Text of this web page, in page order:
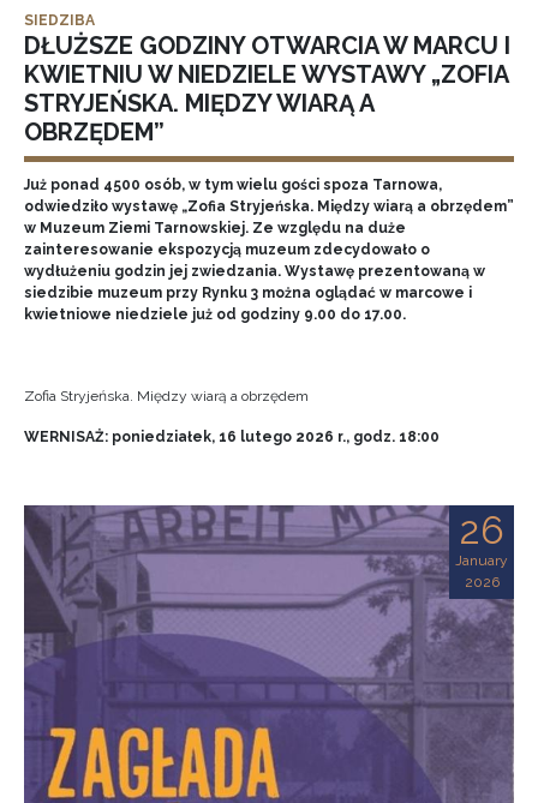
SIEDZIBA
DŁUŻSZE GODZINY OTWARCIA W MARCU I
KWIETNIU W NIEDZIELE WYSTAWY „ZOFIA
STRYJEŃSKA. MIĘDZY WIARĄ A
OBRZĘDEM”
Już ponad 4500 osób, w tym wielu gości spoza Tarnowa,
odwiedziło wystawę „Zofia Stryjeńska. Między wiarą a obrzędem”
w Muzeum Ziemi Tarnowskiej. Ze względu na duże
zainteresowanie ekspozycją muzeum zdecydowało o
wydłużeniu godzin jej zwiedzania. Wystawę prezentowaną w
siedzibie muzeum przy Rynku 3 można oglądać w marcowe i
kwietniowe niedziele już od godziny 9.00 do 17.00.
Zofia Stryjeńska. Między wiarą a obrzędem
WERNISAŻ: poniedziałek, 16 lutego 2026 r., godz. 18:00
26
January
2026